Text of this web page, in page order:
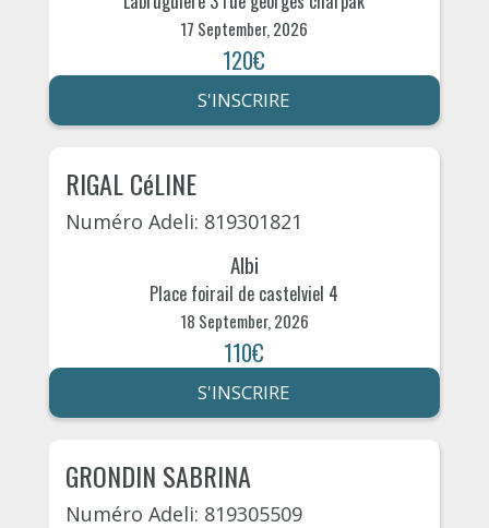
17 September, 2026
120€
S'INSCRIRE
RIGAL CéLINE
Numéro Adeli: 819301821
Albi
Place foirail de castelviel 4
18 September, 2026
110€
S'INSCRIRE
GRONDIN SABRINA
Numéro Adeli: 819305509